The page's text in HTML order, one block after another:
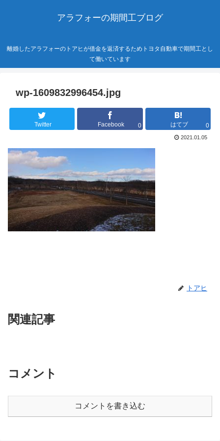
アラフォーの期間工ブログ
離婚したアラフォーのトアヒが借金を返済するためトヨタ自動車で期間工とし
て働いています
wp-1609832996454.jpg
Twitter Facebook 0 はてブ 0
2021.01.05
トアヒ
関連記事
コメント
コメントを書き込む